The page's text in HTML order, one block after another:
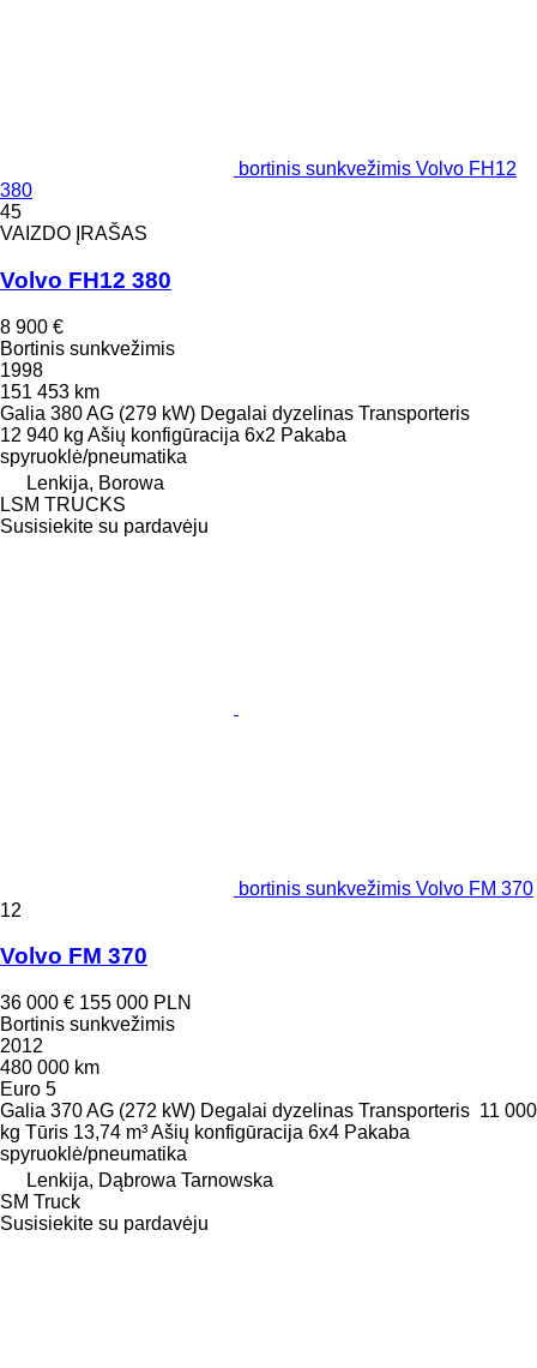
bortinis sunkvežimis Volvo FH12
380
45
VAIZDO ĮRAŠAS
Volvo FH12 380
8 900 €
Bortinis sunkvežimis
1998
151 453 km
Galia 380 AG (279 kW) Degalai dyzelinas Transporteris
12 940 kg Ašių konfigūracija 6x2 Pakaba
spyruoklė/pneumatika
Lenkija, Borowa
LSM TRUCKS
Susisiekite su pardavėju
bortinis sunkvežimis Volvo FM 370
12
Volvo FM 370
36 000 € 155 000 PLN
Bortinis sunkvežimis
2012
480 000 km
Euro 5
Galia 370 AG (272 kW) Degalai dyzelinas Transporteris 11 000
kg Tūris 13,74 m³Ašių konfigūracija 6x4 Pakaba
spyruoklė/pneumatika
Lenkija, Dąbrowa Tarnowska
SM Truck
Susisiekite su pardavėju